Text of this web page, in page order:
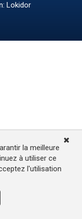
Lokidor
la meilleure
à utiliser ce
l'utilisation